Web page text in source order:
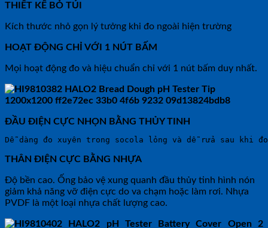
THIẾT KẾ BỎ TÚI
Kích thước nhỏ gọn lý tưởng khi đo ngoài hiện trường
HOẠT ĐỘNG CHỈ VỚI 1 NÚT BẤM
Mọi hoạt động đo và hiệu chuẩn chỉ với 1 nút bấm duy nhất.
ĐẦU ĐIỆN CỰC NHỌN BẰNG THỦY TINH
Dễ dàng đo xuyên trong socola lỏng và dễ rửa sau khi
THÂN ĐIỆN CỰC BẰNG NHỰA
Độ bền cao. Ống bảo vệ xung quanh đầu thủy tinh hình nón
giảm khả năng vỡ điện cực do va chạm hoặc làm rơi. Nhựa
PVDF là một loại nhựa chất lượng cao.